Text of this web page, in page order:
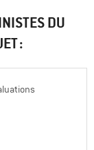
DU
: